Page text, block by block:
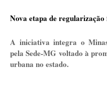
Nova etapa de
A iniciativa integra o
pela Sede-MG voltado à
urbana no estado.